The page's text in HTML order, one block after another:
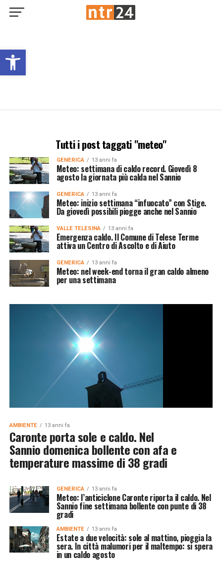
Open toolbar
Tutti i post taggati "meteo"
GENERICA 13 anni fa
Meteo: settimana di caldo record. Giovedì 8
agosto la giornata più calda nel Sannio
GENERICA 13 anni fa
Meteo: inizio settimana “infuocato” con Stige.
Da giovedì possibili piogge anche nel Sannio
VALLE TELESINA 13 anni fa
Emergenza caldo. Il Comune di Telese Terme
attiva un Centro di Ascolto e di Aiuto
GENERICA 13 anni fa
Meteo: nel week-end torna il gran caldo almeno
per una settimana
AMBIENTE 13 anni fa
Caronte porta sole e caldo. Nel
Sannio domenica bollente con afa e
temperature massime di 38 gradi
GENERICA 13 anni fa
Meteo: l’anticiclone Caronte riporta il caldo. Nel
Sannio fine settimana bollente con punte di 38
gradi
AMBIENTE 13 anni fa
Estate a due velocità: sole al mattino, pioggia la
sera. In città malumori per il maltempo: si spera
in un caldo agosto